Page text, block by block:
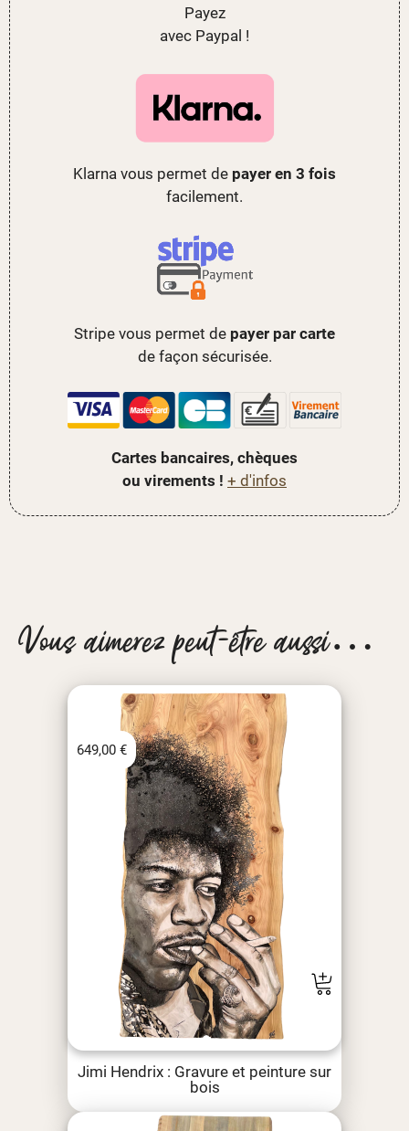
Payez
avec Paypal !
Klarna vous permet de payer en 3 fois
facilement.
Stripe vous permet de payer par carte
de façon sécurisée.
Cartes bancaires, chèques
ou virements ! + d'infos
Vous aimerez peut-être aussi…
Jimi Hendrix : Gravure et peinture sur
bois
649,00 €